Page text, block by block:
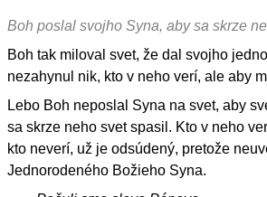
Boh poslal svojho Syna, aby sa skrze
Boh tak miloval svet, že dal svojho
nezahynul nik, kto v neho verí, ale aby
Lebo Boh neposlal Syna na svet, aby
sa skrze neho svet spasil. Kto v neho
kto neverí, už je odsúdený, pretože
Jednorodeného Božieho Syna.